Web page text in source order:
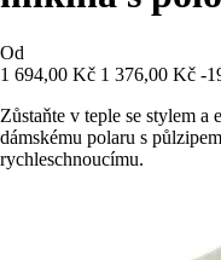
Od
1 694,00 Kč 1 376,00 Kč -
Zůstaňte v teple se stylem
dámskému polaru s
rychleschnoucímu.